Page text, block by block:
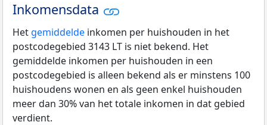
Inkomensdata
Het gemiddelde inkomen per huishouden in het
postcodegebied 3143 LT is niet bekend. Het
gemiddelde inkomen per huishouden in een
postcodegebied is alleen bekend als er minstens 100
huishoudens wonen en als geen enkel huishouden
meer dan 30% van het totale inkomen in dat gebied
verdient.